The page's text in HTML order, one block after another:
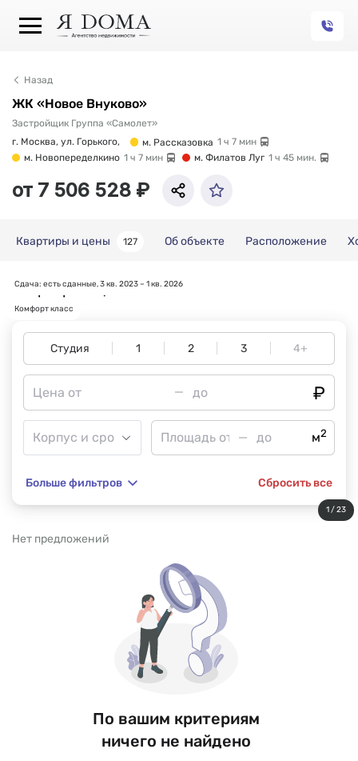
Назад
ЖК «Новое Внуково»
Застройщик Группа «Самолет»
г. Москва, ул. Горького,
м. Рассказовка 1 ч 7 мин
м. Новопеределкино 1 ч 7 мин м. Филатов Луг 1 ч 45 мин.
от 7 506 528 ₽
Квартиры и цены 127 Об объекте Расположение
Сдача: есть сданные, 3 кв. 2023 – 1 кв. 2026
Комфорт класс
1 / 23
Квартиры и цены
Студия 1 2 3 4+
м2
Больше фильтров Сбросить все
Нет предложений
По вашим критериям
ничего не найдено